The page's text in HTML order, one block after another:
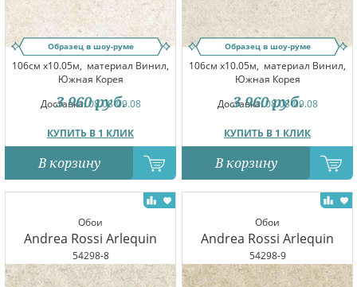
Образец в шоу-руме
106см x10.05м, материал Винил,
Южная Корея
Доставка:08.08-09.08
КУПИТЬ В 1 КЛИК
3 960 руб.
В корзину
Образец в шоу-руме
106см x10.05м, материал Винил,
Южная Корея
Доставка:08.08-09.08
КУПИТЬ В 1 КЛИК
3 960 руб.
В корзину
Обои
Andrea Rossi Arlequin
54298-8
Обои
Andrea Rossi Arlequin
54298-9